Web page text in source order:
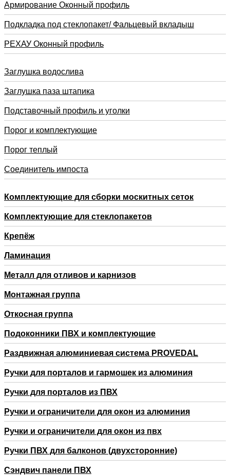
Армирование Оконный профиль
Подкладка под стеклопакет/ Фальцевый вкладыш
РЕХАУ Оконный профиль
Заглушка водослива
Заглушка паза штапика
Подставочный профиль и уголки
Порог и комплектующие
Порог теплый
Соединитель импоста
Комплектующие для сборки москитных сеток
Комплектующие для стеклопакетов
Крепёж
Ламинация
Металл для отливов и карнизов
Монтажная группа
Откосная группа
Подоконники ПВХ и комплектующие
Раздвижная алюминиевая система PROVEDAL
Ручки для порталов и гармошек из алюминия
Ручки для порталов из ПВХ
Ручки и ограничители для окон из алюминия
Ручки и ограничители для окон из пвх
Ручки ПВХ для балконов (двухсторонние)
Сэндвич панели ПВХ